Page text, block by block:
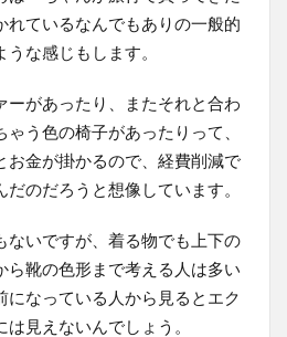
れているなんでもありの一般的
な感じもします。
ーがあったり、またそれと合わ
う色の椅子があったりって、
お金が掛かるので、経費削減で
のだろうと想像しています。
ないですが、着る物でも上下の
ら靴の色形まで考える人は多い
になっている人から見るとエク
見えないんでしょう。